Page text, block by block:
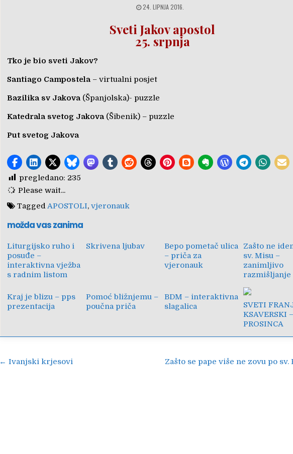
24. LIPNJA 2016.
Sveti Jakov apostol
25. srpnja
Tko je bio sveti Jakov?
Santiago Campostela– virtualni posjet
Bazilika sv Jakova (Španjolska)- puzzle
Katedrala svetog Jakova(Šibenik) – puzzle
Put svetog Jakova
pregledano: 235
Please wait...
TaggedAPOSTOLI,vjeronauk
možda vas zanima
Liturgijsko ruho i
posuđe –
interaktivna vježba
s radnim listom
Skrivena ljubav
Bepo pometač ulica
– priča za
vjeronauk
Zašto ne
sv. Misu –
zanimljivo
razmišljanje
Kraj je blizu – pps
prezentacija
Pomoć bližnjemu –
poučna priča
BDM – interaktivna
slagalica
SVETI
KSAVERSKI
PROSINCA
Navigacija
← Ivanjski krjesovi Zašto se pape više ne zovu po sv.